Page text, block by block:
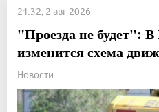
21:32, 2 авг 2026
"Проезда не будет":
изменится схема
Новости